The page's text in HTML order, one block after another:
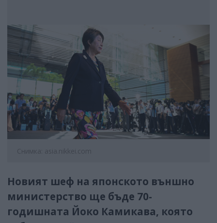
Снимка: asia.nikkei.com
Новият шеф на японското външно
министерство ще бъде 70-
годишната Йоко Камикава, която